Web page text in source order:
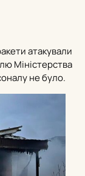
атакували
Міністерства
не було.